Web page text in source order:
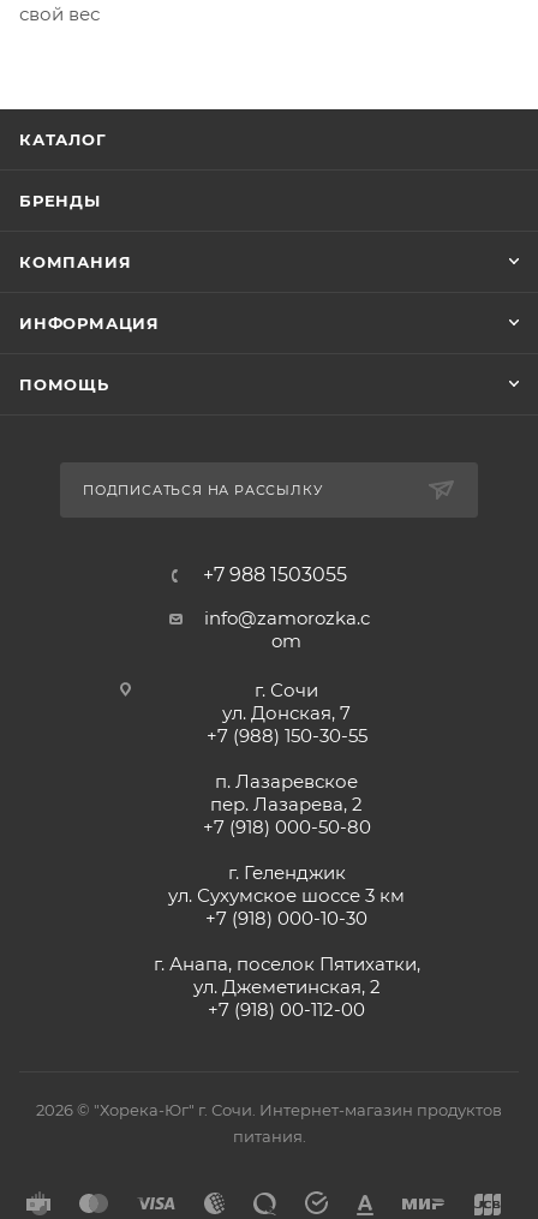
свой вес
КАТАЛОГ
БРЕНДЫ
КОМПАНИЯ
ИНФОРМАЦИЯ
ПОМОЩЬ
ПОДПИСАТЬСЯ НА РАССЫЛКУ
+7 988 1503055
info@zamorozka.c
om
г. Сочи
ул. Донская, 7
+7 (988) 150-30-55
п. Лазаревское
пер. Лазарева, 2
+7 (918) 000-50-80
г. Геленджик
ул. Сухумское шоссе 3 км
+7 (918) 000-10-30
г. Анапа, поселок Пятихатки,
ул. Джеметинская, 2
+7 (918) 00-112-00
2026 © "Хорека-Юг" г. Сочи. Интернет-магазин продуктов
питания.